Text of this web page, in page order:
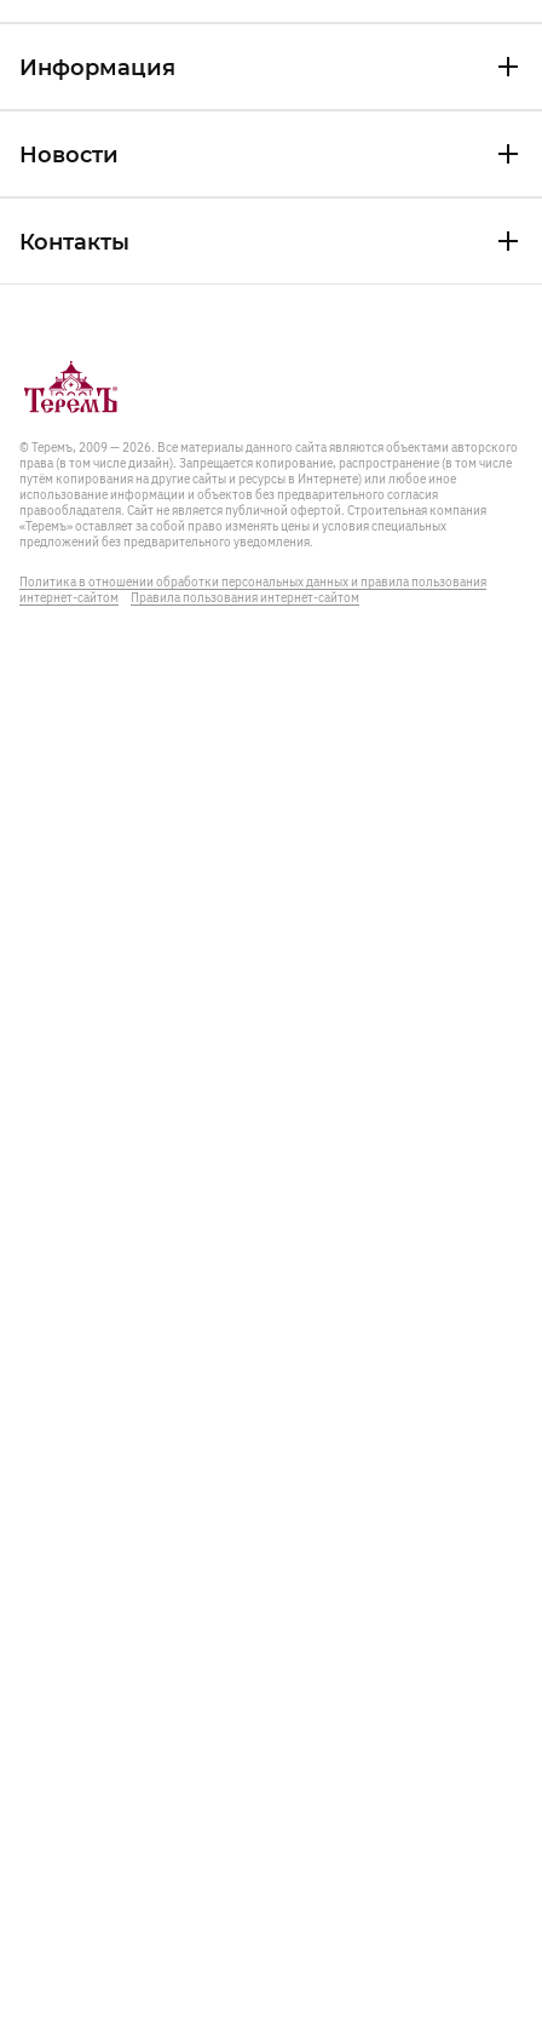
Информация
Новости
Контакты
© Теремъ, 2009 — 2026. Все материалы данного сайта являются объектами авторского
права (в том числе дизайн). Запрещается копирование, распространение (в том числе
путём копирования на другие сайты и ресурсы в Интернете) или любое иное
использование информации и объектов без предварительного согласия
правообладателя. Cайт не является публичной офертой. Строительная компания
«Теремъ» оставляет за собой право изменять цены и условия специальных
предложений без предварительного уведомления.
Политика в отношении обработки персональных данных и правила пользования
интернет-сайтом
Правила пользования интернет-сайтом